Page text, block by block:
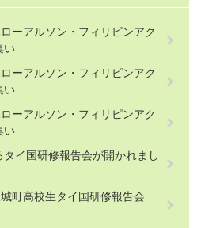
ーアルソン・フィリピンアク
い
ーアルソン・フィリピンアク
い
ーアルソン・フィリピンアク
い
イ国研修報告会が開かれまし
町高校生タイ国研修報告会